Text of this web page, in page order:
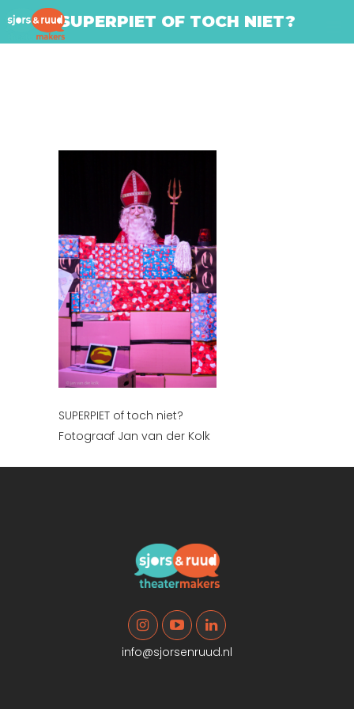
SUPERPIET OF TOCH NIET?
SUPERPIET of toch niet?
Fotograaf Jan van der Kolk
info@sjorsenruud.nl